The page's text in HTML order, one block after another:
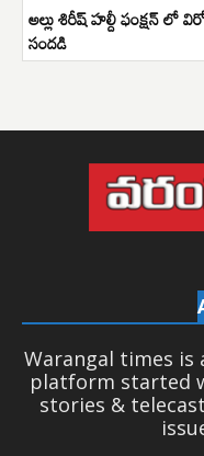
అల్లు శిరీష్ హల్దీ ఫంక్షన్ లో
సందడి
Warangal times is
platform started
stories &